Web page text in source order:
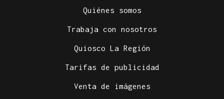
Quiénes somos
Trabaja con nosotros
Quiosco La Región
Tarifas de publicidad
Venta de imágenes